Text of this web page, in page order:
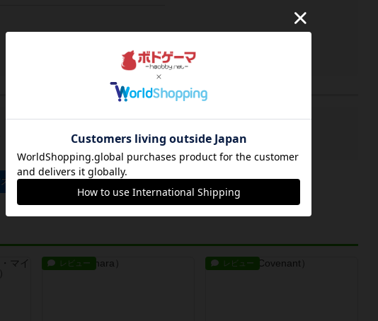
表示されない設定となっております
ペンスのトップに戻る
レビュー レビュー